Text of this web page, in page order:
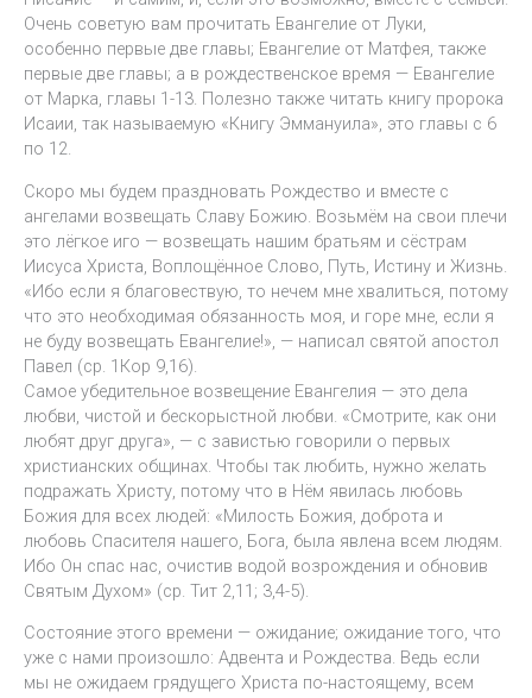
Очень советую вам прочитать Евангелие от Луки,
особенно первые две главы; Евангелие от Матфея, также
первые две главы; а в рождественское время — Евангелие
от Марка, главы 1-13. Полезно также читать книгу пророка
Исаии, так называемую «Книгу Эммануила», это главы с 6
по 12.
Скоро мы будем праздновать Рождество и вместе с
ангелами возвещать Славу Божию. Возьмём на свои плечи
это лёгкое иго — возвещать нашим братьям и сёстрам
Иисуса Христа, Воплощённое Слово, Путь, Истину и Жизнь.
«Ибо если я благовествую, то нечем мне хвалиться, потому
что это необходимая обязанность моя, и горе мне, если я
не буду возвещать Евангелие!», — написал святой апостол
Павел (ср. 1Кор 9,16).
Самое убедительное возвещение Евангелия — это дела
любви, чистой и бескорыстной любви. «Смотрите, как они
любят друг друга», — с завистью говорили о первых
христианских общинах. Чтобы так любить, нужно желать
подражать Христу, потому что в Нём явилась любовь
Божия для всех людей: «Милость Божия, доброта и
любовь Спасителя нашего, Бога, была явлена всем людям.
Ибо Он спас нас, очистив водой возрождения и обновив
Святым Духом» (ср. Тит 2,11; 3,4-5).
Состояние этого времени — ожидание; ожидание того, что
уже с нами произошло: Адвента и Рождества. Ведь если
мы не ожидаем грядущего Христа по-настоящему, всем